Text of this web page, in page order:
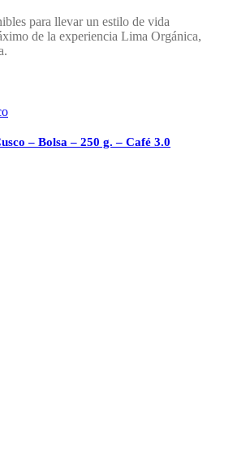
para llevar un estilo de vida
de la experiencia Lima Orgánica,
– Bolsa – 250 g. – Café 3.0